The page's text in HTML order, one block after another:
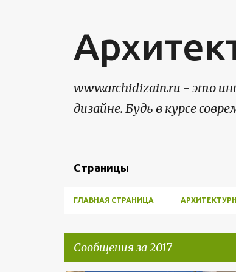
www.archidizain.ru - это
дизайне. Будь в курсе
Страницы
ГЛАВНАЯ СТРАНИЦА
Сообщения за 2017